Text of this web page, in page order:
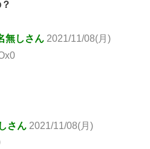
無しさん 2021/11/08(月)
さん 2021/11/08(月)